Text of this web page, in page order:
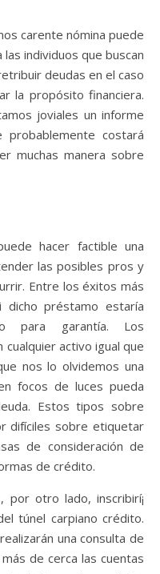
carente nómina puede
individuos que buscan
deudas en el caso
la propósito financiera.
joviales un informe
probablemente costará
muchas manera sobre
hacer factible una
las posibles pros y
Entre los éxitos más
préstamo estaría
para garantía. Los
activo igual que
nos lo olvidemos una
focos de luces pueda
Estos tipos sobre
difíciles sobre etiquetar
de consideración de
de crédito.
por otro lado, inscribirí¡
túnel carpiano crédito.
una consulta de
de cerca las cuentas